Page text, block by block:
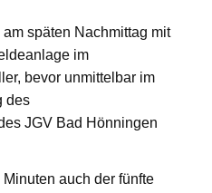
späten Nachmittag mit
im
bevor unmittelbar im
des
JGV Bad Hönningen
auch der fünfte